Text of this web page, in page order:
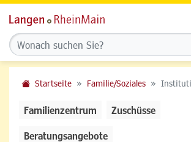
Startseite Familie/Soziales
Familienzentrum Zuschüsse
Beratungsangebote